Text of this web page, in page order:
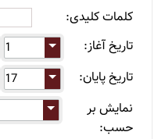
کلمات کلیدی:
تاریخ آغاز:
تاریخ پایان:
نمایش بر
حسب: